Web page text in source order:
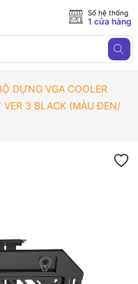
Số hệ thống
1 cửa hàng
DỰNG VGA COOLER
VER 3 BLACK (MÀU ĐEN/